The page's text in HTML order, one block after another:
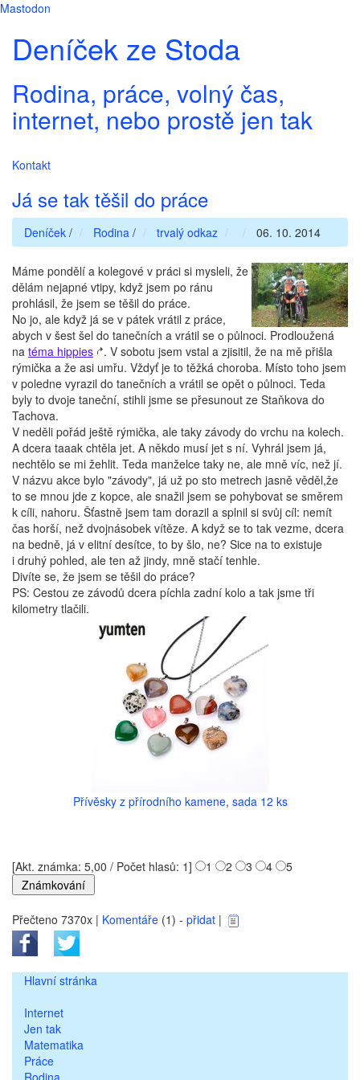
Mastodon
Deníček ze Stoda
Rodina, práce, volný čas,
internet, nebo prostě jen tak
Kontakt
Já se tak těšil do práce
Deníček / Rodina / trvalý odkaz 06. 10. 2014
Máme pondělí a kolegové v práci si mysleli, že
dělám nejapné vtipy, když jsem po ránu
prohlásil, že jsem se těšil do práce.
No jo, ale když já se v pátek vrátil z práce,
abych v šest šel do tanečních a vrátil se o půlnoci. Prodloužená
na téma hippies
. V sobotu jsem vstal a zjisitil, že na mě přišla
rýmička a že asi umřu. Vždyť je to těžká choroba. Místo toho jsem
v poledne vyrazil do tanečních a vrátil se opět o půlnoci. Teda
byly to dvoje taneční, stihli jsme se přesunout ze Staňkova do
Tachova.
V neděli pořád ještě rýmička, ale taky závody do vrchu na kolech.
A dcera taaak chtěla jet. A někdo musí jet s ní. Vyhrál jsem já,
nechtělo se mi žehlit. Teda manželce taky ne, ale mně víc, než jí.
V názvu akce bylo "závody", já už po sto metrech jasně věděl,že
to se mnou jde z kopce, ale snažil jsem se pohybovat se směrem
k cíli, nahoru. Šťastně jsem tam dorazil a splnil si svůj cíl: nemít
čas horší, než dvojnásobek vítěze. A když se to tak vezme, dcera
na bedně, já v elitní desítce, to by šlo, ne? Sice na to existuje
i druhý pohled, ale ten až jindy, mně stačí tenhle.
Divíte se, že jsem se těšil do práce?
PS: Cestou ze závodů dcera píchla zadní kolo a tak jsme tři
kilometry tlačili.
Přívěsky z přírodního kamene, sada 12 ks
[Akt. známka: 5,00 / Počet hlasů: 1] 1 2 3 4 5
Přečteno 7370x | Komentáře (1) - přidat |
Hlavní stránka
Internet
Jen tak
Matematika
Práce